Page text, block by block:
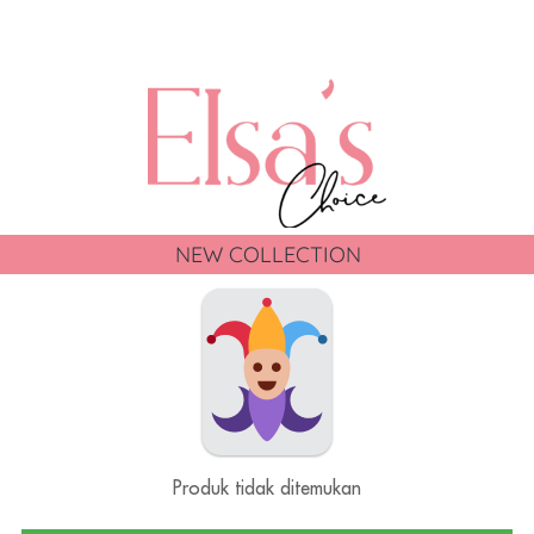
NEW COLLECTION
Produk tidak ditemukan